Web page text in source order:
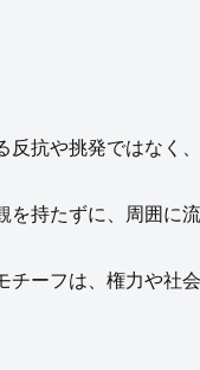
抗や挑発ではなく
持たずに、周囲に
チーフは、権力や社